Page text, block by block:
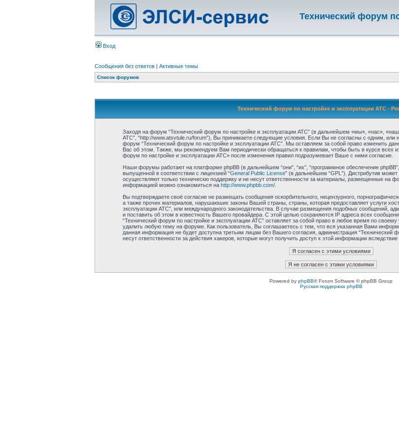
Технический форум
Вход
Сообщения без ответов | Активные темы
Список форумов
Технический форум по настройке и эксплуатации АТС -
Заходя на форум “Технический форум по настройке и эксплуатации АТС” (в дальнейшем «мы», «нас»,
АТС”, “http://www.atsvtule.ru/forum”), Вы принимаете следующие условия. Если Вы не согласны с одним, или
форум “Технический форум по настройке и эксплуатации АТС”. Мы оставляем за собой право изменить
Вас об этом. Также, мы рекомендуем Вам периодически обращаться к правилам, чтобы быть в курсе всех
форум по настройке и эксплуатации АТС» после изменения правил подразумевает Ваше с ними согласие.
Наши форумы работают на платформе phpBB (в дальнейшем “они”, “их”, “программное обеспечение phpBB”,
выпущенной в соответствии с лицензией “General Public License” (в дальнейшем “GPL”). Дистрибутив может
осуществляют только техническю поддержку и не несут ответственности за материалы, размещенные на
информацией можно ознакомиться на http://www.phpbb.com/.
Вы подтверждаете своё согласие не размещать сообщения оскорбительного, нецензурного,
а также прочих материалов, нарушаюших законы Вашей страны, страны, которая предоставляет услуги
эксплуатации АТС”, или международного законодательства. В случае размещения подобных сообщений,
и поставить об этом в известность Вашего провайдера. С этой целью сохраняются IP адреса всех
“Технический форум по настройке и эксплуатации АТС” оставляет за собой право в любое время по
удалить любую тему на форуме. Как пользователь, Вы соглашаетесь с тем, что вся указанная Вами
данная информация не будет доступна третьим лицам без Вашего согласия, администрация “Технический
несут ответственности за действия хакеров, которые могут получить доступ к этой информации вследствие
Powered by phpBB® Forum Software © phpBB Group
Русская поддержка phpBB